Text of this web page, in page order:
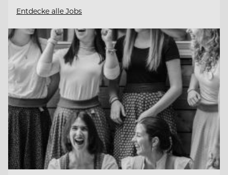
Entdecke alle Jobs